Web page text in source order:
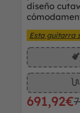
diseño
Esta guitarra
691,92€